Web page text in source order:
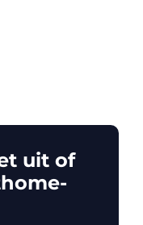
uit of